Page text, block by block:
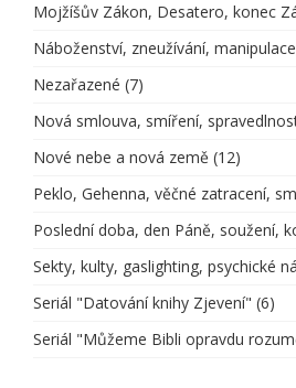
Mojžíšův Zákon, Desatero, konec
Náboženství, zneužívání,
Nezařazené (7)
Nová smlouva, smíření,
Nové nebe a nová země (12)
Peklo, Gehenna, věčné zatracení,
Poslední doba, den Páně, soužení,
Sekty, kulty, gaslighting, psychické
Seriál "Datování knihy Zjevení" (6)
Seriál "Můžeme Bibli opravdu